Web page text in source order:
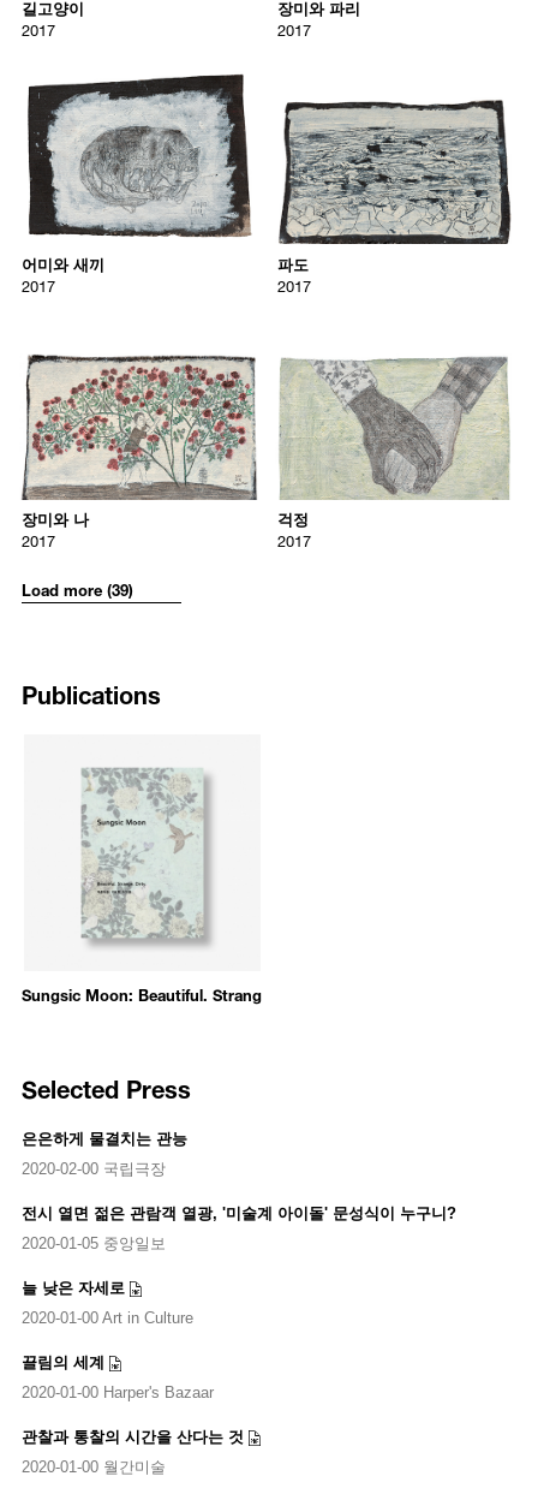
that capture both the immediacy of the artistic gesture with the depth
and emotional resonance of traditional painting, heralding his effort to
For the artist, this correspondence between the drawn line and emotion
has been a consistent theme in his practice. In his first solo show in
2006, Moon introduced landscape paintings in a documentary style
along with poetic drawings. Later, as can be seen in his first solo show
at Kukje Gallery in 2011 and at DOOSAN Gallery in 2013, Moon
attempted to challenge the limit of drawings. This was inspired in part
by his travels in 2013 that provided the artist with an opportunity for
research. Inspired in particular by frescos drawn by the 15
Italian artist Piero della Francesca, as well as the cave paintings in
Just Life
series and is based, in part, on these historic methods of
mark making. Moon uses the scratched surface in order to provide a
sense of human touch traced onto the oil paint. For the artist, the
physical act of defacement invests the line with both intention and
chance. The artist then finishes the work with gouache, thereby
infusing it with a harmonious balance of line and form. In this
process―what Moon refers to as “thick drawing” works―there is no
point in classifying them as either drawing or painting; instead, it is
through various cracks on the surface.
by the conflict between materialism and what he calls “compassion for
documentary style by combining traditional genres of image-making
with the ordinary everyday aspects of human life.
In all of Sungsic Moon’s works, the depiction of ordinary everyday life
as framed by nature and landscape is explored in striking detail,
depicted with the fine line of pencil or brush. Embedded in his œuvre
are the artist’s own personal sensibilities. Instead of archiving personal
memories, however, his practice embodies the active process of
between “realistic things” and “pictorial things.” If the realistic is the
mediums and gestures, from pencil drawings and gouache to oil and
Sungsic Moon was born in 1980 in Gimcheon, Gyeongsang province,
and received his BFA and MFA at the Korea National University of
Pavilion in the Venice Biennale in 2005 was widely celebrated. Moon
Landscape Portrait
various group shows including
Museum, Daegu (2017),
B-Cut Drawing
at HITE Collection, Seoul (2012),
Biennale Giovani Monza, Monza (2011),
평범한 일상사를 세필로 표현하는 문성식의 작업은 우리가 무심히 지나
치는 보편적 풍경에 개인적 감각과 감성을 부여한다. 이는 단순히 기억
를 찾아가는 과정이자 결과물이다. 사실적인 것이 문성식의 기억과 현
실의 기록이라면, 회화적인 것은 작가 자신과 전통과의 관계에 대한 끊
임없는 고민이다. 문성식이 늘 스스로에게 던지는 질문도 ‘아시아의 옛
그림들이 현대화 된다면, 과연 어떤 모습일까?’다. 대부분의 미술사가
서양 문화에 근간을 둔 서양 미술사가들에 의해 쓰여졌고 동양적인 회
화 전통이 단절된 사실을 감안할 때, 다양한 문화가 혼재된 오늘날의 한
국을 살아가는 그가 동양적인 것과 현대적인 것을 잇는 독창적인 방법
론을 갈구하는 건 놀라운 일이 아니다. 동서고금을 막론하여 다양한 출
처의 양식을 참고하고, 회화와 드로잉 장르의 구분에 의구심을 갖고 그
작가소개
문성식은 1980년 경북 김천에서 태어나 1998년부터 2008년까지 한국예
술종합학교 미술원에서 수학했다. 그는 2005년에 베니스 비엔날레 한국
관 전시에 최연소 작가로 참여하며 미술계의 주목을 받은 바 있다. 개인
전으로 두산갤러리 《얄궂은 세계》(2016), 국제갤러리 《풍경의 초
상》(2011), 키미아트 《바람없는 풍경》(2006)이 있으며, 그 외에 대구
미술관 《풍경표현》(2017), 금호미술관 《B컷 드로잉》(2017), 하이트
컬렉션 《풍경》(2012), 이탈리아 몬차 지오바니 비엔날레 《Serrone》
《회화의 확장》(2009), 국제갤러리 《On Painting》(2007) 등 국내외
oil on canvas
14 x 21.5 cm
길고양이
2017
mixed media on canvas
35.2 x 20.8 cm
장미와 파리
2017
7285
/upload/artworks/2020/7285_5e7b18d90565b_origin.jpg
어미와 새끼
Sungsic Moon
2017
어미와 새끼Mother and Her Child
2017
gesso and pencil on canvas
23 x 31 cm
어미와 새끼
2017
/upload/artworks/2020/
파도
Sungsic Moon
2017
파도Wave
2017
pencil and gesso on canvas
21 x 33 cm
파도
2017
/upload/artworks/2020/7287_5e7b1963322d4_origin.jpg
장미와 나
Sungsic Moon
2017
장미와 나Rose and I
2017
mixed media on canvas
21 x 33 cm
장미와 나
2017
/upload/artworks/2020/
걱정
Sungsic Moon
2017
걱정Worry
2017
mixed media on canvas
22 x 31.2 cm
걱정
2017
Load more (39)
Publications
Sungsic Moon: Beautiful. Strange. Dirty.
Selected Press
은은하게 물결치는 관능
2020-02-00 국립극장
전시 열면 젊은 관람객 열광, '미술계 아이돌' 문성식이 누구니?
2020-01-05 중앙일보
늘 낮은 자세로
2020-01-00 Art in Culture
끌림의 세계
2020-01-00 Harper's Bazaar
관찰과 통찰의 시간을 산다는 것
2020-01-00 월간미술